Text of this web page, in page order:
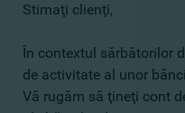
Stimaţi clienţi,
În contextul sărbătorilor
de activitate al unor
Vă rugăm să ţineţi cont